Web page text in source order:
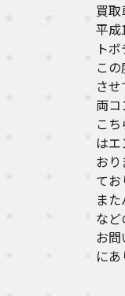
買取
平
ト
こ
さ
両コ
こ
は
お
てお
ま
など
お
に